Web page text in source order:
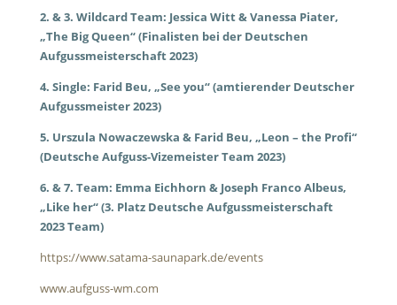
2. & 3. Wildcard Team: Jessica Witt & Vanessa Piater,
„The Big Queen“ (Finalisten bei der Deutschen
Aufgussmeisterschaft 2023)
4. Single: Farid Beu, „See you“ (amtierender Deutscher
Aufgussmeister 2023)
5. Urszula Nowaczewska & Farid Beu, „Leon – the Profi“
(Deutsche Aufguss-Vizemeister Team 2023)
6. & 7. Team: Emma Eichhorn & Joseph Franco Albeus,
„Like her“ (3. Platz Deutsche Aufgussmeisterschaft
2023 Team)
https://www.satama-saunapark.de/events
www.aufguss-wm.com